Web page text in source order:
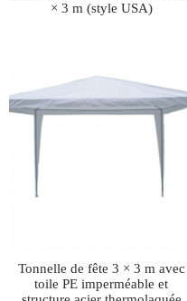
× 3 m (style USA)
Tonnelle de fête 3 × 3 m avec
toile PE imperméable et